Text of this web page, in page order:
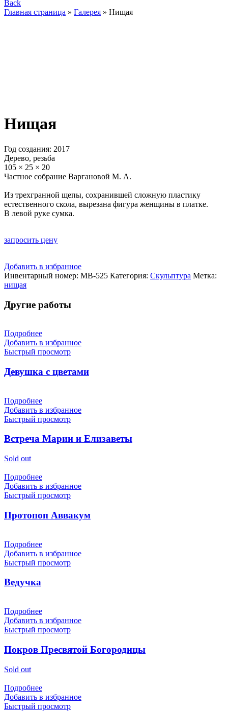
Back
Главная страница » Галерея » Нищая
Нищая
Год создания: 2017
Дерево, резьба
105 × 25 × 20
Частное собрание Варгановой М. А.
Из трехгранной щепы, сохранившей сложную пластику
естественного скола, вырезана фигура женщины в платке.
В левой руке сумка.
запросить цену
Добавить в избранное
Инвентарный номер: МВ-525 Категория: Скульптура Метка:
нищая
Другие работы
Подробнее
Добавить в избранное
Быстрый просмотр
Девушка с цветами
Подробнее
Добавить в избранное
Быстрый просмотр
Встреча Марии и Елизаветы
Sold out
Подробнее
Добавить в избранное
Быстрый просмотр
Протопоп Аввакум
Подробнее
Добавить в избранное
Быстрый просмотр
Ведучка
Подробнее
Добавить в избранное
Быстрый просмотр
Покров Пресвятой Богородицы
Sold out
Подробнее
Добавить в избранное
Быстрый просмотр